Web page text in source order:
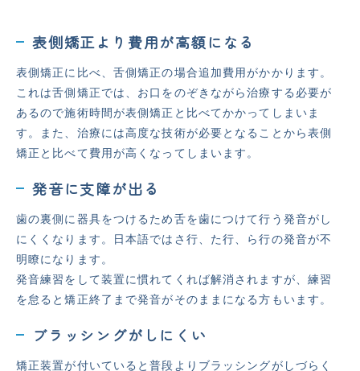
表側矯正より費用が高額になる
表側矯正に比べ、舌側矯正の場合追加費用がかかります。
これは舌側矯正では、お口をのぞきながら治療する必要が
あるので施術時間が表側矯正と比べてかかってしまいま
す。また、治療には高度な技術が必要となることから表側
矯正と比べて費用が高くなってしまいます。
発音に支障が出る
歯の裏側に器具をつけるため舌を歯につけて行う発音がし
にくくなります。日本語ではさ行、た行、ら行の発音が不
明瞭になります。
発音練習をして装置に慣れてくれば解消されますが、練習
を怠ると矯正終了まで発音がそのままになる方もいます。
ブラッシングがしにくい
矯正装置が付いていると普段よりブラッシングがしづらく